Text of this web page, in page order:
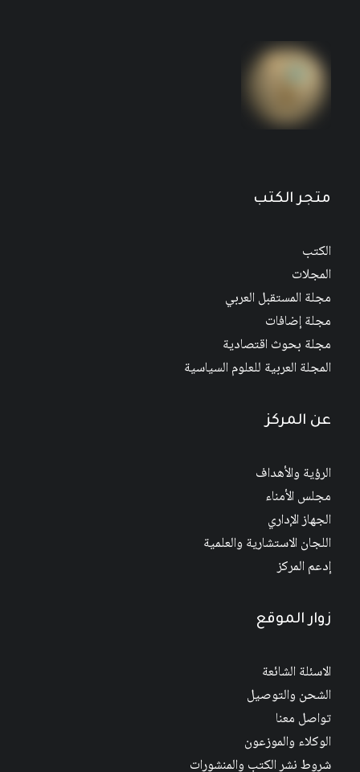
متجر الكتب
الكتب
المجلات
مجلة المستقبل العربي
مجلة إضافات
مجلة بحوث اقتصادية
المجلة العربية للعلوم السياسية
عن المركز
الرؤية والأهداف
مجلس الأمناء
الجهاز الإداري
اللجان الاستشارية والعلمية
إدعم المركز
زوار الموقع
الاسئلة الشائعة
الشحن والتوصيل
تواصل معنا
الوكلاء والموزعون
شروط نشر الكتب والمنشورات